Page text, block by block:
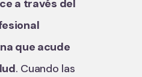
a través del
que acude
. Cuando las